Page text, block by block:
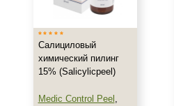
Салициловый
химический пилинг
15% (Salicylicpeel)
Medic Control Peel ,